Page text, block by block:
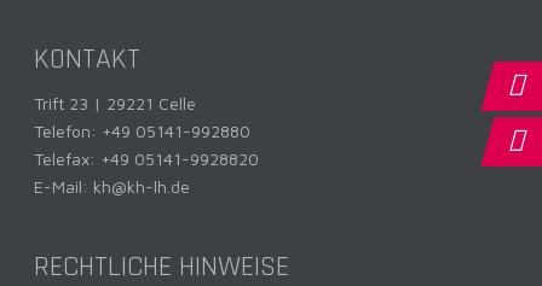
KONTAKT
Trift 23 | 29221 Celle
Telefon: +49 05141-992880
Telefax: +49 05141-9928820
E-Mail: kh@kh-lh.de
RECHTLICHE HINWEISE